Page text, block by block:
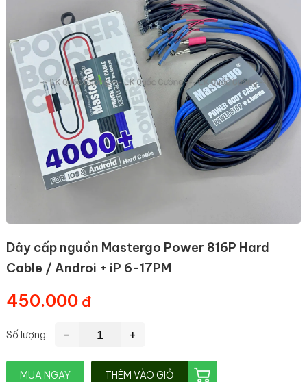
Dây cấp nguồn Mastergo Power 816P Hard
Cable / Androi + iP 6-17PM
450.000
Số lượng: - +
MUA NGAY THÊM VÀO GIỎ